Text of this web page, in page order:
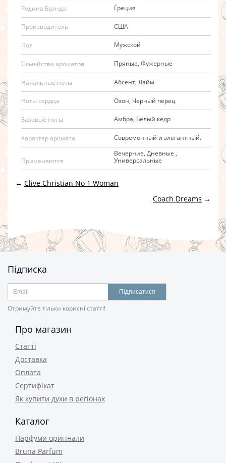
Родина Брэнда Греция
Производитель США
Пол Мужской
Семейства ароматов Пряные, Фужерные
Начальные ноты Абсент, Лайм
Ноты сердца Озон, Черный перец
Базовые ноты Амбра, Белый кедр
Характер аромата Cовременный и элегантный.
Применяются
Вечерние, Дневные ,
Универсальные
← Clive Christian No 1 Woman
Coach Dreams →
Підписка
Підписатися
Отримуйте тільки корисні статті!
Про магазин
Статті
Доставка
Оплата
Сертифікат
Як купити духи в регіонах
Каталог
Парфуми оригінали
Bruna Parfum